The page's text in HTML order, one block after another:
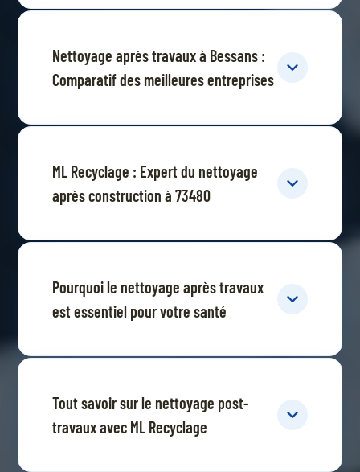
Nettoyage après travaux à Bessans :
Comparatif des meilleures entreprises
ML Recyclage : Expert du nettoyage
après construction à 73480
Pourquoi le nettoyage après travaux
est essentiel pour votre santé
Tout savoir sur le nettoyage post-
travaux avec ML Recyclage